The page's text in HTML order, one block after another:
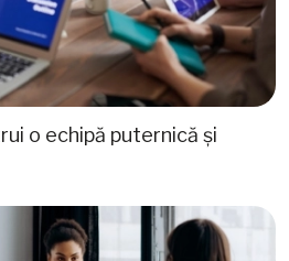
o echipă puternică și